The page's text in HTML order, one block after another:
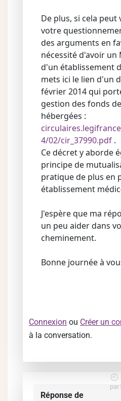
De plus, si cela peut
votre
des arguments en
nécessité d'avoir un
d'un établissement
mets ici le lien d'un
février 2014 qui
gestion des fonds
hébergées :
4/02/cir_37990.pdf .
Ce décret y aborde
principe de
pratique de plus en
établissement
J'espère que ma
un peu aider dans
cheminement.
Bonne journée à
Connexion ou Créer un
à la conversation.
par
Réponse de